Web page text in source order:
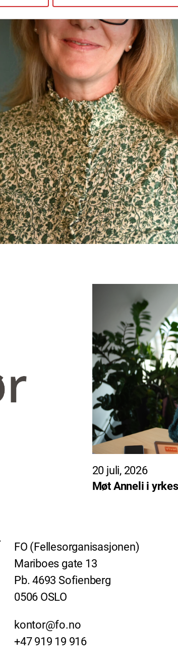
20 juli, 2026
Møt Anneli i
FO (Fellesorganisasjonen)
Mariboes gate 13
Pb. 4693 Sofienberg
0506 OSLO
kontor@fo.no
+47 919 19 916